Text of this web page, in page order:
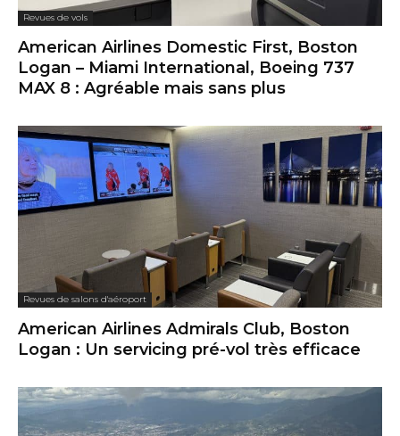
Revues de vols
American Airlines Domestic First, Boston
Logan – Miami International, Boeing 737
MAX 8 : Agréable mais sans plus
Revues de salons d'aéroport
American Airlines Admirals Club, Boston
Logan : Un servicing pré-vol très efficace